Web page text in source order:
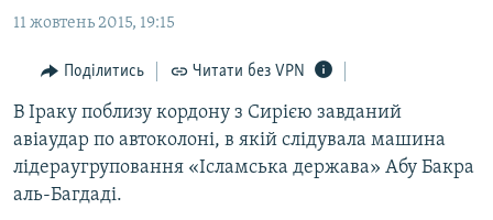
основної
Перейти
пошуку
БЛОГИ
ПОГЛЯД
ІНТЕРВ'Ю
ВСЕ ЗА ДЕНЬ
СПЕЦПРОЕКТИ
11 жовтень 2015, 19:15
Поділитись Читати без VPN
В Іраку поблизу кордону з Сирією завданий
авіаудар по автоколоні, в якій слідувала машина
лідераугруповання «Ісламська держава» Абу Бакра
аль-Багдаді.